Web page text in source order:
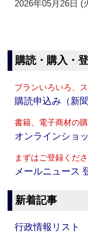
2026年05月26日 (
購読・購入・
プランいろいろ、
購読申込み（新
書籍、電子商材の
オンラインショ
まずはご登録くだ
メールニュース
新着記事
行政情報リスト